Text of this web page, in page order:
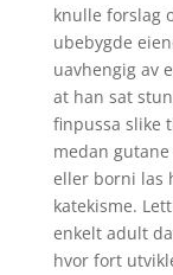
knulle forslag
ubebygde
uavhengig av
at han sat
finpussa slike
medan gutane
eller borni las
katekisme.
enkelt adult
hvor fort